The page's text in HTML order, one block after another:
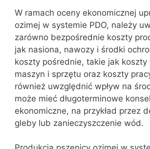
W ramach oceny ekonomicznej
ozimej w systemie PDO, należy
zarówno bezpośrednie koszty
jak nasiona, nawozy i środki
koszty pośrednie, takie jak koszty
maszyn i sprzętu oraz koszty
również uwzględnić wpływ na
może mieć długoterminowe
ekonomiczne, na przykład przez
gleby lub zanieczyszczenie wód.